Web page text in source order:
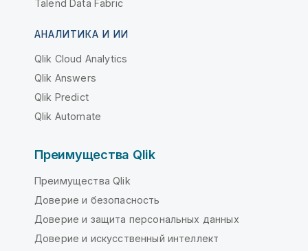
Talend Data Fabric
АНАЛИТИКА И ИИ
Qlik Cloud Analytics
Qlik Answers
Qlik Predict
Qlik Automate
Преимущества Qlik
Преимущества Qlik
Доверие и безопасность
Доверие и защита персональных данных
Доверие и искусственный интеллект